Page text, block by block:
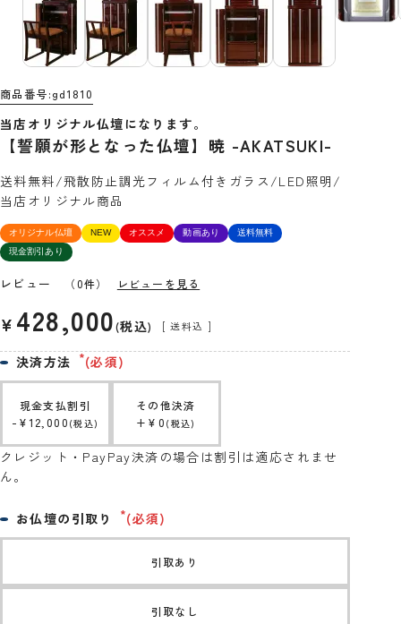
商品番号 gd1810
当店オリジナル仏壇になります。
【誓願が形となった仏壇】暁 -AKATSUKI-
送料無料/飛散防止調光フィルム付きガラス/LED照明/
当店オリジナル商品
オリジナル仏壇 NEW オススメ 動画あり
送料無料
現金割引あり
レビュー （0件） レビューを見る
¥ 428,000 税込 送料込
お仏壇の引取り (必須)
引取あり
引取なし
決済方法 (必須)
現金支払割引
- ¥ 12,000 税込
その他決済
+ ¥ 0 税込
クレジット・PayPay決済の場合は割引は適応されませ
ん。